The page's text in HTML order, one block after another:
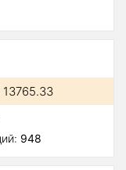
13765.33
948